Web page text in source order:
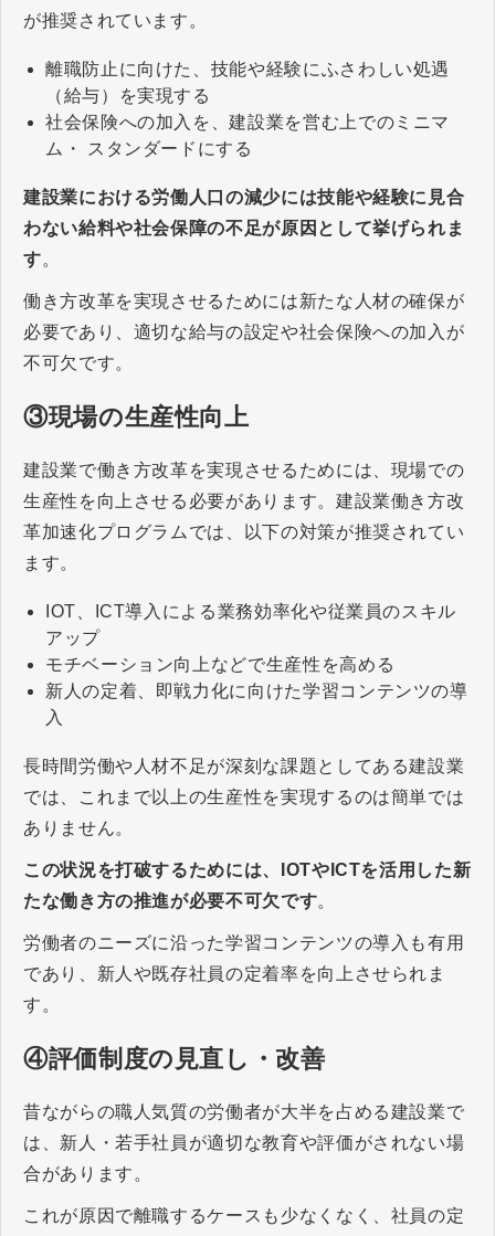
が推奨されています。
離職防止に向けた、技能や経験にふさわしい処遇
（給与）を実現する
社会保険への加入を、建設業を営む上でのミニマ
ム・ スタンダードにする
建設業における労働人口の減少には技能や経験に見合
わない給料や社会保障の不足が原因として挙げられま
す。
働き方改革を実現させるためには新たな人材の確保が
必要であり、適切な給与の設定や社会保険への加入が
不可欠です。
③現場の生産性向上
建設業で働き方改革を実現させるためには、現場での
生産性を向上させる必要があります。建設業働き方改
革加速化プログラムでは、以下の対策が推奨されてい
ます。
IOT、ICT導入による業務効率化や従業員のスキル
アップ
モチベーション向上などで生産性を高める
新人の定着、即戦力化に向けた学習コンテンツの導
入
長時間労働や人材不足が深刻な課題としてある建設業
では、これまで以上の生産性を実現するのは簡単では
ありません。
この状況を打破するためには、IOTやICTを活用した新
たな働き方の推進が必要不可欠です。
労働者のニーズに沿った学習コンテンツの導入も有用
であり、新人や既存社員の定着率を向上させられま
す。
④評価制度の見直し・改善
昔ながらの職人気質の労働者が大半を占める建設業で
は、新人・若手社員が適切な教育や評価がされない場
合があります。
これが原因で離職するケースも少なくなく、社員の定